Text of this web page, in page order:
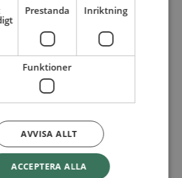
och miljö
barns bästa – överallt
verktygslåda
och lönehantering
Prestanda Inriktning
Funktioner
ACCEPTERA ALLA
AVVISA ALLT